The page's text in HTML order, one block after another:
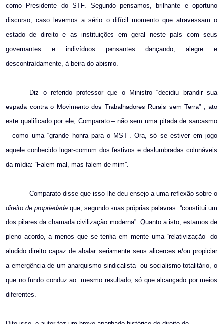
como Presidente do STF. Segundo pensamos, brilhante e oportuno
discurso, caso levemos a sério o difícil momento que atravessam o
estado de direito e as instituições em geral neste país com seus
governantes e indivíduos pensantes dançando, alegre e
descontraídamente, à beira do abismo.
Diz o referido professor que o Ministro “decidiu brandir sua
espada contra o Movimento dos Trabalhadores Rurais sem Terra” , ato
este qualificado por ele, Comparato – não sem uma pitada de sarcasmo
– como uma “grande honra para o MST”. Ora, só se estiver em jogo
aquele conhecido lugar-comum dos festivos e deslumbradas colunáveis
da mídia: “Falem mal, mas falem de mim”.
Comparato disse que isso lhe deu ensejo a uma reflexão sobre o
direito de propriedade que, segundo suas próprias palavras: “constitui um
dos pilares da chamada civilização moderna”. Quanto a isto, estamos de
pleno acordo, a menos que se tenha em mente uma “relativização” do
aludido direito capaz de abalar seriamente seus alicerces e/ou propiciar
a emergência de um anarquismo sindicalista
ou socialismo totalitário, o
que no fundo conduz ao mesmo resultado, só que alcançado por meios
diferentes.